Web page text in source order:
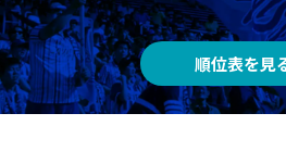
順位表を見